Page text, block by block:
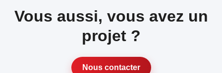
Vous aussi, vous avez un
projet ?
Nous contacter